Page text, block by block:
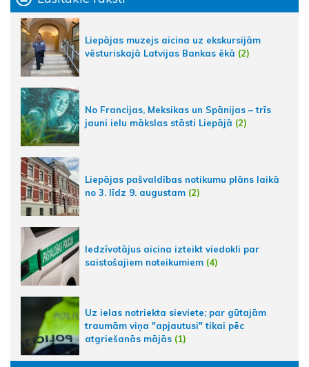
Liepājas muzejs aicina uz ekskursijām
vēsturiskajā Latvijas Bankas ēkā (2)
No Francijas, Meksikas un Spānijas – trīs
jauni ielu mākslas stāsti Liepājā (2)
Liepājas pašvaldības notikumu plāns laikā
no 3. līdz 9. augustam (2)
Iedzīvotājus aicina izteikt viedokli par
saistošajiem noteikumiem (4)
Uz ielas notriekta sieviete; par gūtajām
traumām viņa "apjautusi" tikai pēc
atgriešanās mājās (1)